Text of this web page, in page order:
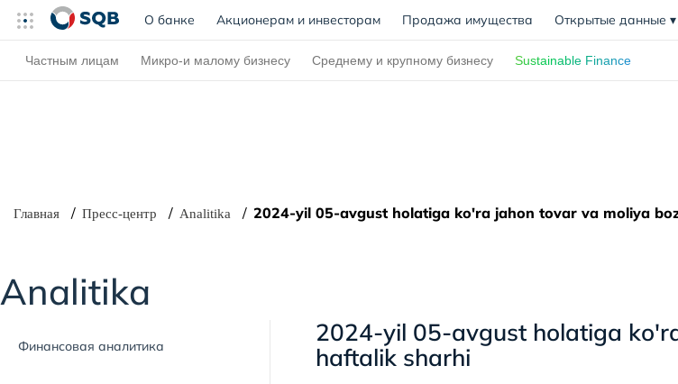
О банке (current)
Акционерам и инвесторам Продажа имущества Открытые данные ▾
Частным лицам Микро-и малому бизнесу Среднему и крупному бизнесу Sustainable Finance
Главная Пресс-центр Analitika 2024-yil 05-avgust holatiga ko'ra jahon tovar va moliya
Analitika
Финансовая аналитика
2024-yil 05-avgust holatiga
haftalik sharhi